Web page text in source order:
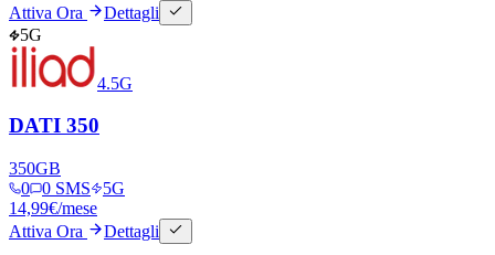
Attiva Ora
Dettagli
5G
4.5G
DATI 350
350GB
0
0 SMS
5G
14,99€/mese
Attiva Ora
Dettagli